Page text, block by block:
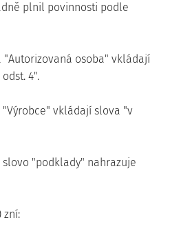
plnil povinnosti podle
"Autorizovaná osoba" vkládají
4".
"Výrobce" vkládají slova "v
slovo "podklady" nahrazuje
zní: